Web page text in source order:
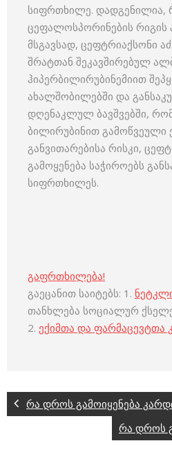
სიფრთხილე. დადგენილია,
ცეფალოსპორინების რიგის
მსგავსად, ცეფტრიაქსონი
შრატთან შეკავშირებულ
ჰიპერბილირუბინემიით
ახალშობილებში და
დღენაკლულ ბავშვებში,
ბილირუბინით გამოწვეული
განვითარებისა რისკი,
გამოყენება საჭიროებს
სიფრთხილეს.
გაფრთხილება!
გაეცანით საიტებს: 1.
თანხლება სოციალურ
2. ექიმთა და ფარმაცევტთა
რა დროს გამოიყენება
რა დროს